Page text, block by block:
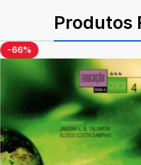
Produtos
-66%